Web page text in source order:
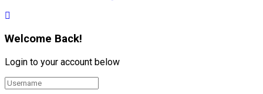
Welcome Back!
Login to your account below